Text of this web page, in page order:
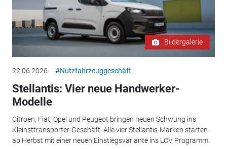
Bildergalerie
22.06.2026 #Nutzfahrzeuggeschäft
Stellantis: Vier neue Handwerker-
Modelle
Citroën, Fiat, Opel und Peugeot bringen neuen Schwung ins
Kleinsttransporter-Geschäft. Alle vier Stellantis-Marken starten
ab Herbst mit einer neuen Einstiegsvariante ins LCV Programm.